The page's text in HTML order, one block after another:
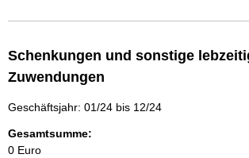
Schenkungen und sonstige
Zuwendungen
Geschäftsjahr: 01/24 bis 12/24
Gesamtsumme:
0 Euro